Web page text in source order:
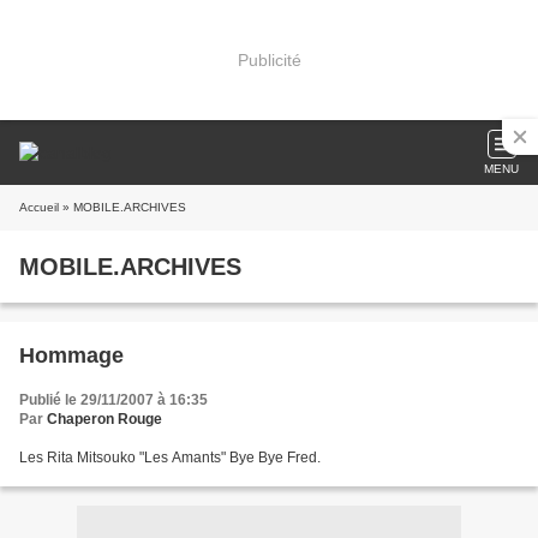
Publicité
MENU
Accueil » MOBILE.ARCHIVES
MOBILE.ARCHIVES
Hommage
Publié le 29/11/2007 à 16:35
Par Chaperon Rouge
Les Rita Mitsouko "Les Amants" Bye Bye Fred.